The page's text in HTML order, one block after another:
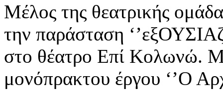
Μέλος της θεατρικής
την παράσταση
στο θέατρο Επί Κολωνώ.
μονόπρακτου έργου ‘’Ο